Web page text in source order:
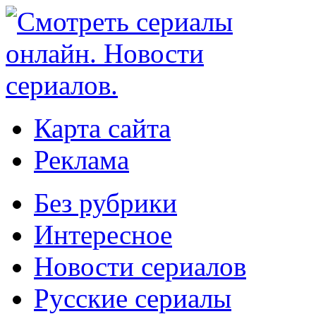
Карта сайта
Реклама
Без рубрики
Интересное
Новости сериалов
Русские сериалы